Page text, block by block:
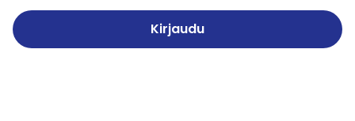
Kirjaudu